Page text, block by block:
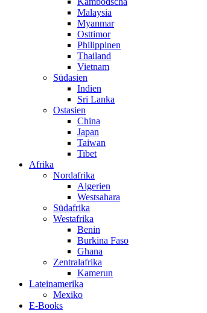
Malaysia
Myanmar
Osttimor
Philippinen
Thailand
Vietnam
Südasien
Indien
Sri Lanka
Ostasien
China
Japan
Taiwan
Tibet
Afrika
Nordafrika
Algerien
Westsahara
Südafrika
Westafrika
Benin
Burkina Faso
Ghana
Zentralafrika
Kamerun
Lateinamerika
Mexiko
E-Books